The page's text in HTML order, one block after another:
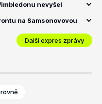
nevyšel
na Samsonovovou
Další expres zprávy